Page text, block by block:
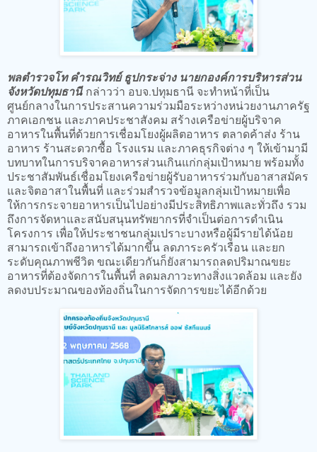
พลตำรวจโท คำรณวิทย์ ธูปกระจ่าง นายกองค์การบริหารส่วน
จังหวัดปทุมธานีกล่าวว่า อบจ.ปทุมธานี จะทำหน้าที่เป็น
ศูนย์กลางในการประสานความร่วมมือระหว่างหน่วยงานภาครัฐ
ภาคเอกชน และภาคประชาสังคม สร้างเครือข่ายผู้บริจาค
อาหารในพื้นที่ด้วยการเชื่อมโยงผู้ผลิตอาหาร ตลาดค้าส่ง ร้าน
อาหาร ร้านสะดวกซื้อ โรงแรม และภาคธุรกิจต่าง ๆ ให้เข้ามามี
บทบาทในการบริจาคอาหารส่วนเกินแก่กลุ่มเป้าหมาย พร้อมทั้ง
ประชาสัมพันธ์เชื่อมโยงเครือข่ายผู้รับอาหารร่วมกับอาสาสมัคร
และจิตอาสาในพื้นที่ และร่วมสำรวจข้อมูลกลุ่มเป้าหมายเพื่อ
ให้การกระจายอาหารเป็นไปอย่างมีประสิทธิภาพและทั่วถึง รวม
ถึงการจัดหาและสนับสนุนทรัพยากรที่จำเป็นต่อการดำเนิน
โครงการ เพื่อให้ประชาชนกลุ่มเปราะบางหรือผู้มีรายได้น้อย
สามารถเข้าถึงอาหารได้มากขึ้น ลดภาระครัวเรือน และยก
ระดับคุณภาพชีวิต ขณะเดียวกันก็ยังสามารถลดปริมาณขยะ
อาหารที่ต้องจัดการในพื้นที่ ลดมลภาวะทางสิ่งแวดล้อม และยัง
ลดงบประมาณของท้องถิ่นในการจัดการขยะได้อีกด้วย